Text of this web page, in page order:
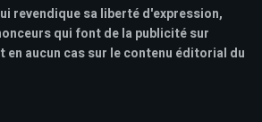
revendique sa liberté d'expression,
qui font de la publicité sur
en aucun cas sur le contenu éditorial du